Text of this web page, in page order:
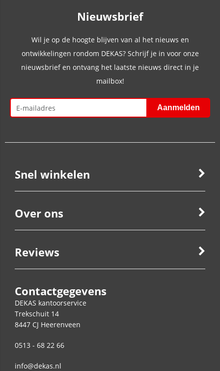
Nieuwsbrief
Wil je op de hoogte blijven van al het nieuws en
ontwikkelingen rondom DEKAS? Schrijf je in voor onze
nieuwsbrief en ontvang het laatste nieuws direct in je
mailbox!
Snel winkelen
Over ons
Reviews
Contactgegevens
DEKAS kantoorservice
Trekschuit 14
8447 CJ Heerenveen
0513 - 68 22 66
info@dekas.nl